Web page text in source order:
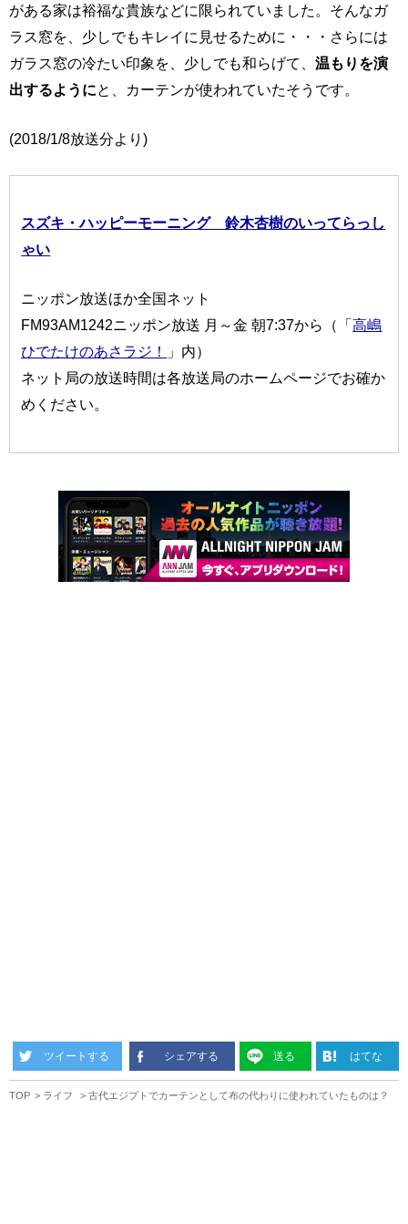
がある家は裕福な貴族などに限られていました。そんなガ
ラス窓を、少しでもキレイに見せるために・・・さらには
ガラス窓の冷たい印象を、少しでも和らげて、 温もりを演
出するようにと、カーテンが使われていたそうです。
(2018/1/8放送分より)
スズキ・ハッピーモーニング 鈴木杏樹のいってらっし
ゃい
ニッポン放送ほか全国ネット
FM93AM1242ニッポン放送 月～金 朝7:37から（「高嶋
ひでたけのあさラジ！
」内）
ネット局の放送時間は各放送局のホームページでお確か
めください。
ツイートする シェアする 送る はてな
TOP ライフ 古代エジプトでカーテンとして布の代わりに使われていたものは？